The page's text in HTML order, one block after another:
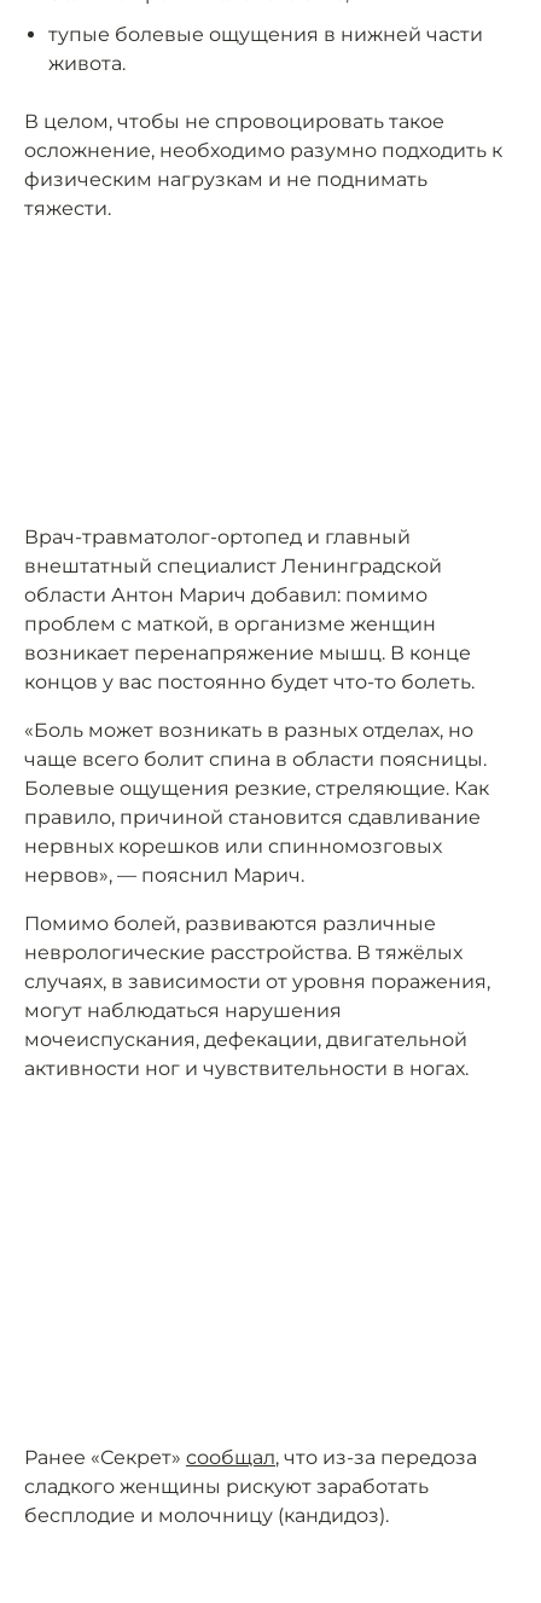
тупые болевые ощущения в нижней части
живота.
В целом, чтобы не спровоцировать такое
осложнение, необходимо разумно подходить к
физическим нагрузкам и не поднимать
тяжести.
Врач-травматолог-ортопед и главный
внештатный специалист Ленинградской
области Антон Марич добавил: помимо
проблем с маткой, в организме женщин
возникает перенапряжение мышц. В конце
концов у вас постоянно будет что-то болеть.
«Боль может возникать в разных отделах, но
чаще всего болит спина в области поясницы.
Болевые ощущения резкие, стреляющие. Как
правило, причиной становится сдавливание
нервных корешков или спинномозговых
нервов», — пояснил Марич.
Помимо болей, развиваются различные
неврологические расстройства. В тяжёлых
случаях, в зависимости от уровня поражения,
могут наблюдаться нарушения
мочеиспускания, дефекации, двигательной
активности ног и чувствительности в ногах.
Ранее «Секрет» сообщал, что из-за передоза
сладкого женщины рискуют заработать
бесплодие и молочницу (кандидоз).